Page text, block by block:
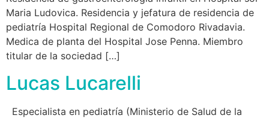
Maria Ludovica. Residencia y jefatura de residencia de
pediatría Hospital Regional de Comodoro Rivadavia.
Medica de planta del Hospital Jose Penna. Miembro
titular de la sociedad […]
Lucas Lucarelli
Especialista en pediatría (Ministerio de Salud de la